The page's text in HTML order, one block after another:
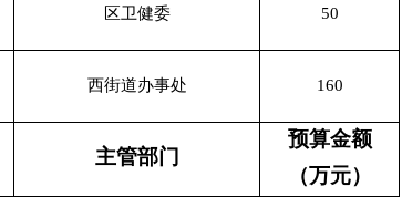
区卫健委 50
西街道办事处 160
主管部门
预算金额
（万元）